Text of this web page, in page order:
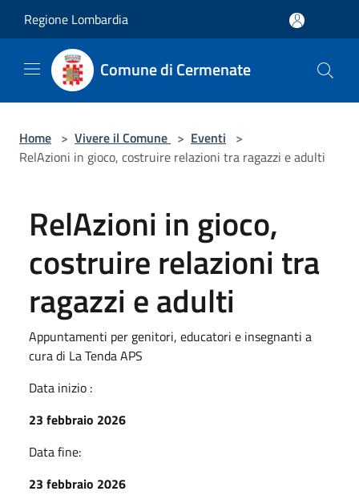
Regione Lombardia
Comune di Cermenate
Home > Vivere il Comune > Eventi >
RelAzioni in gioco, costruire relazioni tra ragazzi e adulti
RelAzioni in gioco,
costruire relazioni tra
ragazzi e adulti
Appuntamenti per genitori, educatori e insegnanti a
cura di La Tenda APS
Data inizio :
23 febbraio 2026
Data fine:
23 febbraio 2026